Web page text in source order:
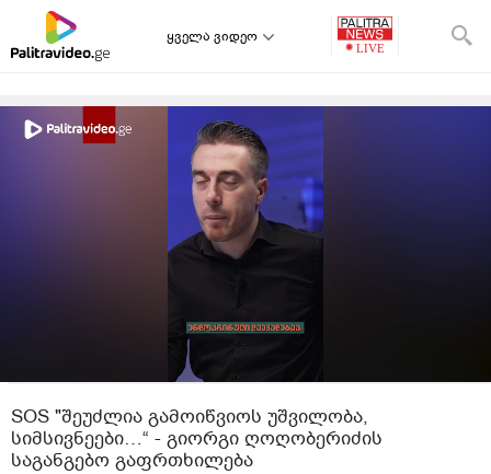
ყველა ვიდეო
SOS "შეუძლია გამოიწვიოს უშვილობა,
სიმსივნეები…“ - გიორგი ღოღობერიძის
საგანგებო გაფრთხილება